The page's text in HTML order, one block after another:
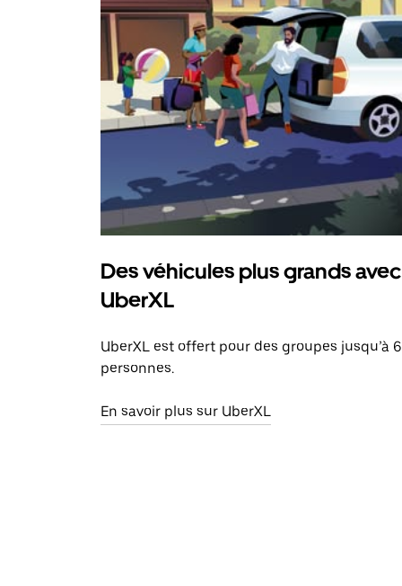
Des véhicules plus grands avec
UberXL
UberXL est offert pour des groupes jusqu’à 6
personnes.
En savoir plus sur UberXL